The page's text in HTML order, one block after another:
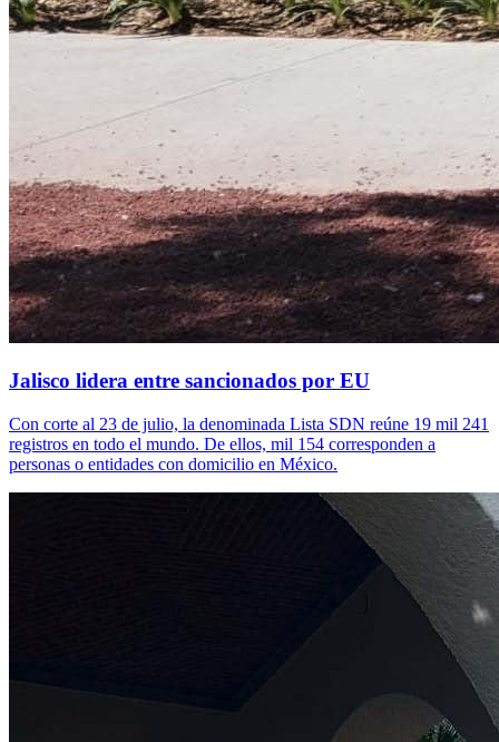
Jalisco lidera entre sancionados por EU
Con corte al 23 de julio, la denominada Lista SDN reúne 19 mil 241
registros en todo el mundo. De ellos, mil 154 corresponden a
personas o entidades con domicilio en México.